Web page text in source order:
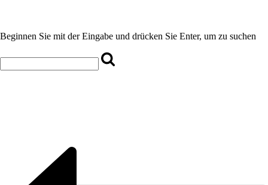
Beginnen Sie mit der Eingabe und drücken Sie Enter, um zu suchen